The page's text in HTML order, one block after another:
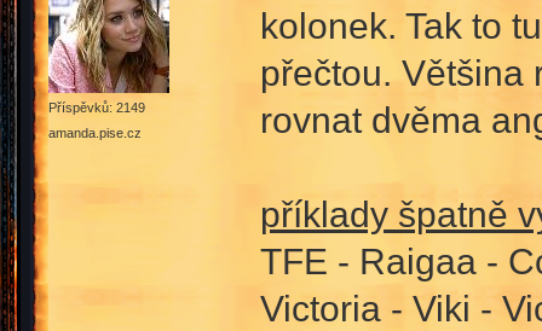
Příspěvků: 2149
amanda.pise.cz
kolonek. Tak to
přečtou. Většina
rovnat dvěma
příklady špatně
TFE - Raigaa -
Victoria - Viki -